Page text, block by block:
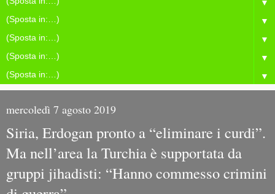
▼
▼
▼
▼
▼
mercoledì 7 agosto 2019
Siria, Erdogan pronto a “eliminare i curdi”.
Ma nell’area la Turchia è supportata da
gruppi jihadisti: “Hanno commesso crimini